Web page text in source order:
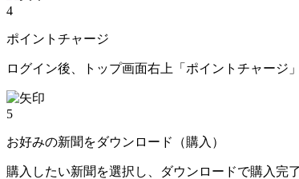
4
ポイントチャージ
ログイン後、トップ画面右上「ポイントチャージ
5
お好みの新聞をダウンロード（購入）
購入したい新聞を選択し、ダウンロードで購入完了